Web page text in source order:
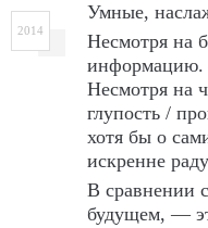
2014
Умные,
Несмотря на
информацию.
Несмотря на
глупость /
хотя бы о
искренне
В сравнении
будущем, —